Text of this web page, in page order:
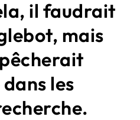
il faudrait
mais
les